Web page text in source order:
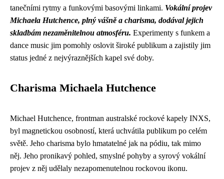
tanečními rytmy a funkovými basovými linkami. Vokální projev
Michaela Hutchence, plný vášně a charisma, dodával jejich
skladbám nezaměnitelnou atmosféru. Experimenty s funkem a
dance music jim pomohly oslovit široké publikum a zajistily jim
status jedné z nejvýraznějších kapel své doby.
Charisma Michaela Hutchence
Michael Hutchence, frontman australské rockové kapely INXS,
byl magnetickou osobností, která uchvátila publikum po celém
světě. Jeho charisma bylo hmatatelné jak na pódiu, tak mimo
něj. Jeho pronikavý pohled, smyslné pohyby a syrový vokální
projev z něj udělaly nezapomenutelnou rockovou ikonu.